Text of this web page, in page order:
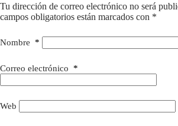
Tu dirección de correo electrónico no será
campos obligatorios están marcados con *
Nombre *
Correo electrónico *
Web